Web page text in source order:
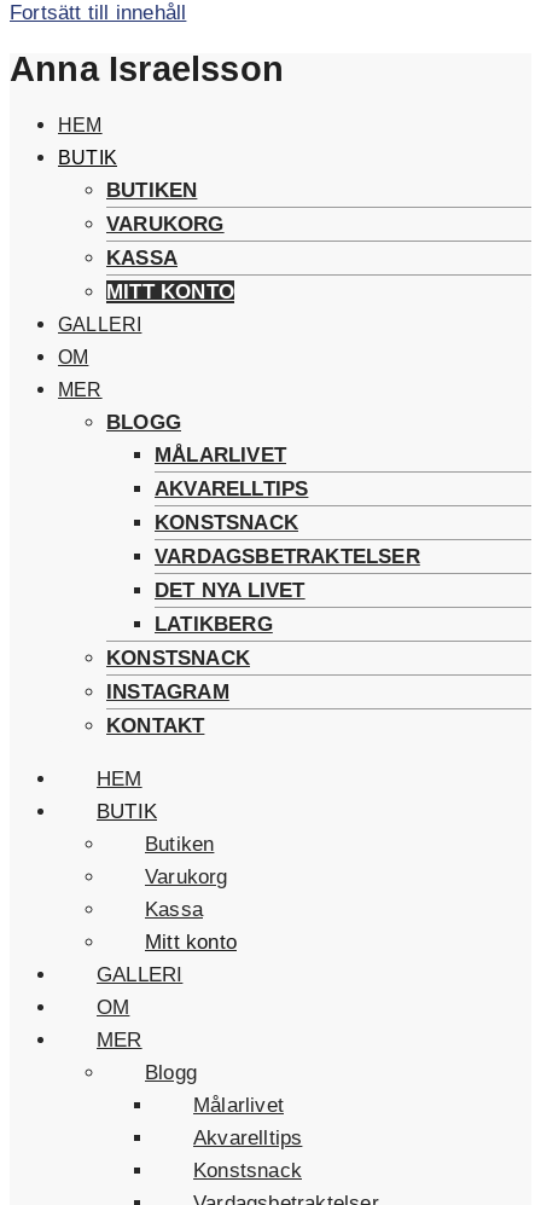
Fortsätt till innehåll
Anna Israelsson
HEM
BUTIK
BUTIKEN
VARUKORG
KASSA
MITT KONTO
GALLERI
OM
MER
BLOGG
MÅLARLIVET
AKVARELLTIPS
KONSTSNACK
VARDAGSBETRAKTELSER
DET NYA LIVET
LATIKBERG
KONSTSNACK
INSTAGRAM
KONTAKT
HEM
BUTIK
Butiken
Varukorg
Kassa
Mitt konto
GALLERI
OM
MER
Blogg
Målarlivet
Akvarelltips
Konstsnack